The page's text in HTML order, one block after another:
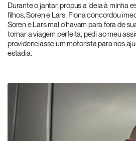
Durante o jantar, propus a ideia à minha
filhos, Soren e Lars. Fiona concordou
Soren e Lars mal olhavam para fora de
tornar a viagem perfeita, pedi ao meu
providenciasse um motorista para nos
estadia.